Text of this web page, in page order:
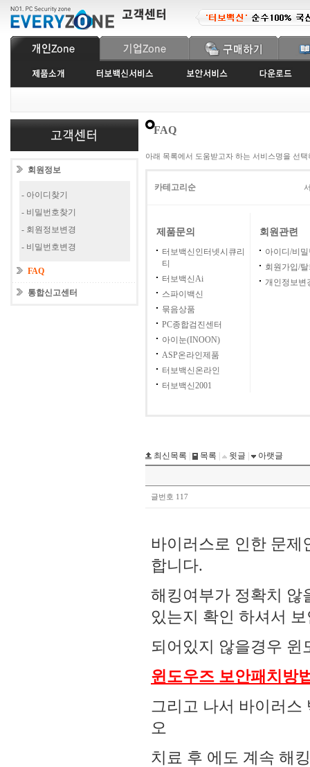
회원정보
- 아이디찾기
- 비밀번호찾기
- 회원정보변경
- 비밀번호변경
FAQ
통합신고센터
FAQ
아래 목록에서 도움받고자 하는 서비스명을 선택
카테고리순
제품문의
터보백신인터넷시큐리
티
터보백신Ai
스파이백신
묶음상품
PC종합검진센터
아이눈(INOON)
ASP온라인제품
터보백신온라인
터보백신2001
회원관련
아이디/비
회원가입/
개인정보변
최신목록 목록 윗글 아랫글
글번호 117
바이러스로 인한 문제
합니다.
해킹여부가 정확치 않
있는지 확인 하셔서
되어있지 않을경우 윈
윈도우즈 보안패치방
그리고 나서 바이러스
오
치료 후 에도 계속 해